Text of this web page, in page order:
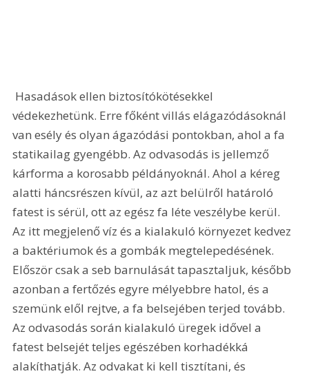
védekezhetünk. Erre főként villás elágazódásoknál
van esély és olyan ágazódási pontokban, ahol a fa
statikailag gyengébb. Az odvasodás is jellemző
kárforma a korosabb példányoknál. Ahol a kéreg
alatti háncsrészen kívül, az azt belülről határoló
fatest is sérül, ott az egész fa léte veszélybe kerül.
Az itt megjelenő víz és a kialakuló környezet kedvez
a baktériumok és a gombák megtelepedésének.
Először csak a seb barnulását tapasztaljuk, később
azonban a fertőzés egyre mélyebbre hatol, és a
szemünk elől rejtve, a fa belsejében terjed tovább.
Az odvasodás során kialakuló üregek idővel a
fatest belsejét teljes egészében korhadékká
alakíthatják. Az odvakat ki kell tisztítani, és